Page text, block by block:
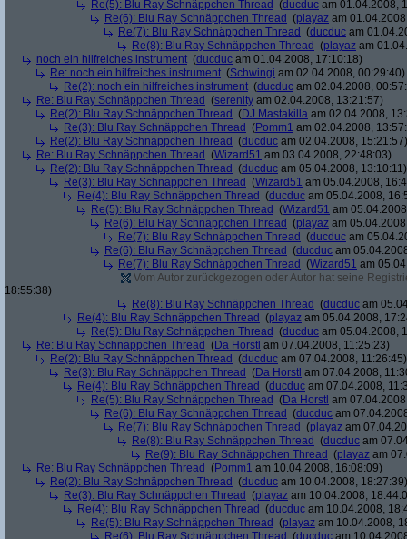
Re(5): Blu Ray Schnäppchen Thread (ducduc am 01.04.2008,
Re(6): Blu Ray Schnäppchen Thread (playaz am
Re(7): Blu Ray Schnäppchen Thread (ducduc am
Re(8): Blu Ray Schnäppchen Thread (playaz am
noch ein hilfreiches instrument (ducduc am 01.04.2008, 17:10:18)
Re: noch ein hilfreiches instrument (Schwingi am 02.04.2008, 00:29:40)
Re(2): noch ein hilfreiches instrument (ducduc am 02.04.2008,
Re: Blu Ray Schnäppchen Thread (serenity am 02.04.2008, 13:21:57)
Re(2): Blu Ray Schnäppchen Thread (DJ Mastakilla am 02.04.2008,
Re(3): Blu Ray Schnäppchen Thread (Pomm1 am 02.04.2008,
Re(2): Blu Ray Schnäppchen Thread (ducduc am 02.04.2008, 15:21:57)
Re: Blu Ray Schnäppchen Thread (Wizard51 am 03.04.2008, 22:48:03)
Re(2): Blu Ray Schnäppchen Thread (ducduc am 05.04.2008, 13:10:11)
Re(3): Blu Ray Schnäppchen Thread (Wizard51 am 05.04.2008,
Re(4): Blu Ray Schnäppchen Thread (ducduc am 05.04.2008,
Re(5): Blu Ray Schnäppchen Thread (Wizard51 am
Re(6): Blu Ray Schnäppchen Thread (playaz am
Re(7): Blu Ray Schnäppchen Thread (ducduc am
Re(6): Blu Ray Schnäppchen Thread (ducduc am
Re(7): Blu Ray Schnäppchen Thread (Wizard51 am
Vom Autor zurückgezogen oder Autor hat seine
18:55:38)
Re(8): Blu Ray Schnäppchen Thread (ducduc am
Re(4): Blu Ray Schnäppchen Thread (playaz am 05.04.2008,
Re(5): Blu Ray Schnäppchen Thread (ducduc am 05.04.2008,
Re: Blu Ray Schnäppchen Thread (Da Horstl am 07.04.2008, 11:25:23)
Re(2): Blu Ray Schnäppchen Thread (ducduc am 07.04.2008, 11:26:45)
Re(3): Blu Ray Schnäppchen Thread (Da Horstl am 07.04.2008,
Re(4): Blu Ray Schnäppchen Thread (ducduc am 07.04.2008,
Re(5): Blu Ray Schnäppchen Thread (Da Horstl am
Re(6): Blu Ray Schnäppchen Thread (ducduc am
Re(7): Blu Ray Schnäppchen Thread (playaz am
Re(8): Blu Ray Schnäppchen Thread (ducduc am
Re(9): Blu Ray Schnäppchen Thread (playaz am
Re: Blu Ray Schnäppchen Thread (Pomm1 am 10.04.2008, 16:08:09)
Re(2): Blu Ray Schnäppchen Thread (ducduc am 10.04.2008, 18:27:39)
Re(3): Blu Ray Schnäppchen Thread (playaz am 10.04.2008,
Re(4): Blu Ray Schnäppchen Thread (ducduc am 10.04.2008,
Re(5): Blu Ray Schnäppchen Thread (playaz am 10.04.2008,
Re(6): Blu Ray Schnäppchen Thread (ducduc am